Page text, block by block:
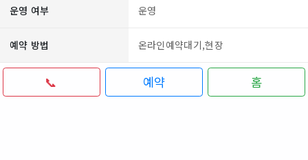
운영 여부 운영
예약 방법 온라인예약대기,현장
📞 예약 홈